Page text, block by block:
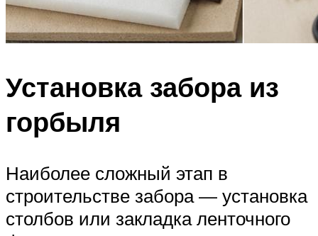
Установка забора из
горбыля
Наиболее сложный этап в
строительстве забора — установка
столбов или закладка ленточного